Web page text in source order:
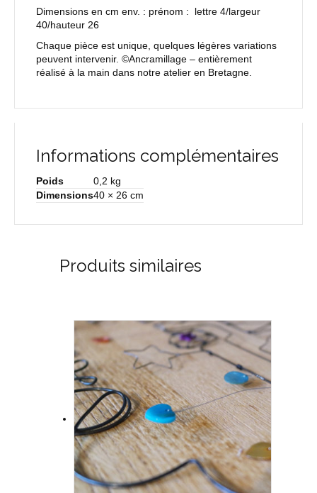
Dimensions en cm env. : prénom : lettre 4/largeur
40/hauteur 26
Chaque pièce est unique, quelques légères variations
peuvent intervenir. ©Ancramillage – entièrement
réalisé à la main dans notre atelier en Bretagne.
Informations complémentaires
Poids
0,2 kg
Dimensions40 × 26 cm
Produits similaires